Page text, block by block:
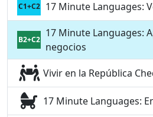
C1+C2 17 Minute Languages:
B2+C2
17 Minute Languages:
negocios
Vivir en la República
17 Minute Languages: